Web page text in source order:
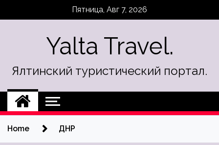
Пятница, Авг 7, 2026
Yalta Travel.
Ялтинский туристический портал.
Home ДНР